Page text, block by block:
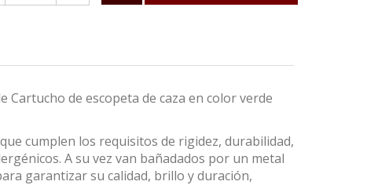
de escopeta de caza en color verde
cumplen los requisitos de rigidez, durabilidad,
A su vez van bañadados por un metal
garantizar su calidad, brillo y duración,